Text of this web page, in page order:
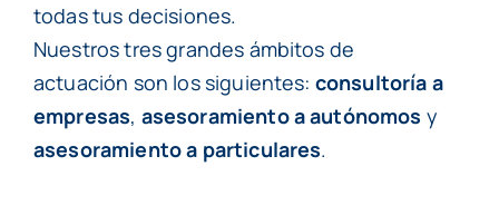
todas tus decisiones.
Nuestros tres grandes ámbitos de
actuación son los siguientes: consultoría a
empresas, asesoramiento a autónomos y
asesoramiento a particulares.